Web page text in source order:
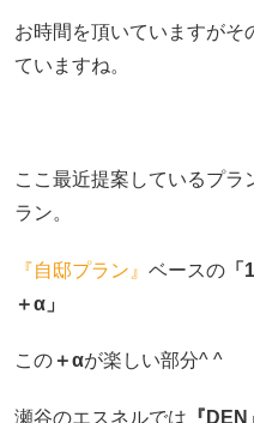
お時間を頂いていますがそ
ていますね。
ここ最近提案しているプ
ラン。
『自邸プラン』 ベースの「
＋α」
この＋αが楽しい部分^ ^
瀬谷のエスネルでは 『DEN